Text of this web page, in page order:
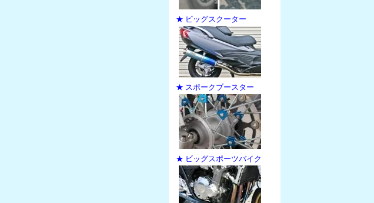
★ ビッグスクーター
★ スポークブースター
★ ビッグスポーツバイク